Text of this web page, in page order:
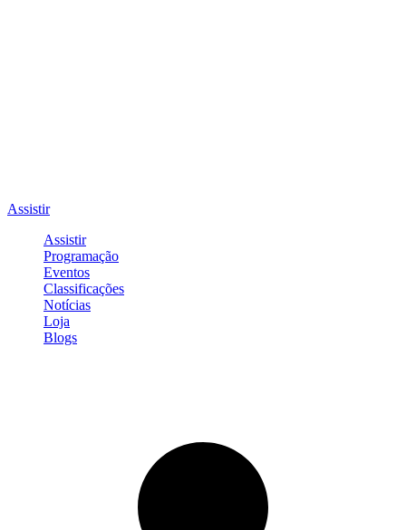
Assistir
Assistir
Programação
Eventos
Classificações
Notícias
Loja
Blogs